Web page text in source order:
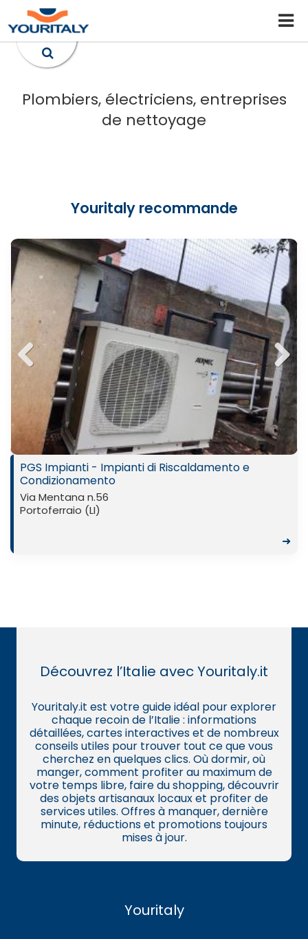
Plombiers, électriciens, entreprises
de nettoyage
Youritaly recommande
ous
Next
PGS Impianti - Impianti di Riscaldamento e
Condizionamento
Via Mentana n.56
Portoferraio (LI)
➜
Découvrez l’Italie avec Youritaly.it
Youritaly.it est votre guide idéal pour explorer
chaque recoin de l’Italie : informations
détaillées, cartes interactives et de nombreux
conseils utiles pour trouver tout ce que vous
cherchez en quelques clics. Où dormir, où
manger, comment profiter au maximum de
votre temps libre, faire du shopping, découvrir
des objets artisanaux locaux et profiter de
services utiles. Offres à manquer, dernière
minute, réductions et promotions toujours
mises à jour.
Youritaly